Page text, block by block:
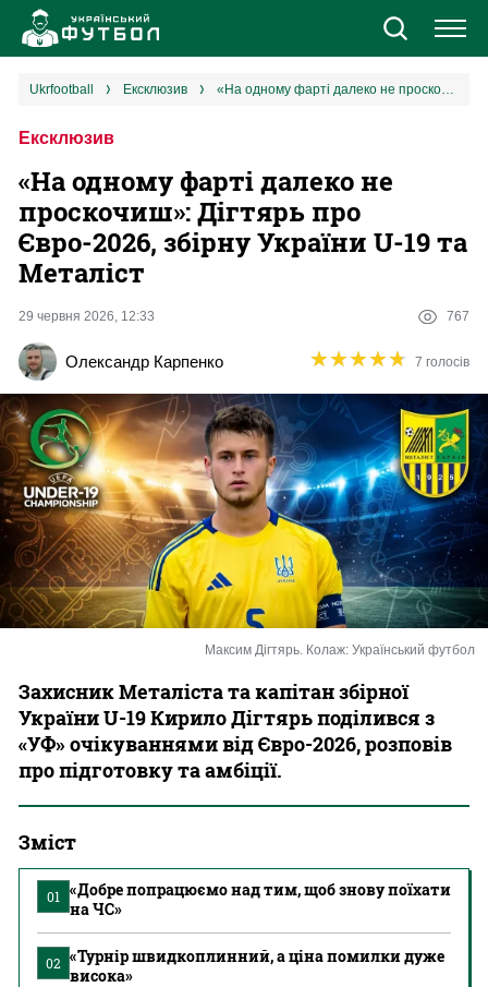
Новини
Єврокубки
УПЛ
2 ліга
Різне
Букмекери
Казино
ukrfootball ексклюзив «На одному фарті далеко не проскочиш»: Дігтярь про Євро-2026, збірну України U-19 та Металіст
Ексклюзив
«На одному фарті далеко не
проскочиш»: Дігтярь про
Євро-2026, збірну України U-19 та
Металіст
29 червня 2026, 12:33 767
Олександр Карпенко ★★★★★
★★★★★ 7 голосів
Максим Дігтярь. Колаж: Український футбол
Захисник Металіста та капітан збірної
України U-19 Кирило Дігтярь поділився з
«УФ» очікуваннями від Євро-2026, розповів
про підготовку та амбіції.
Зміст
01
«Добре попрацюємо над тим, щоб знову поїхати
на ЧС»
02 «Турнір швидкоплинний, а ціна помилки дуже
висока»